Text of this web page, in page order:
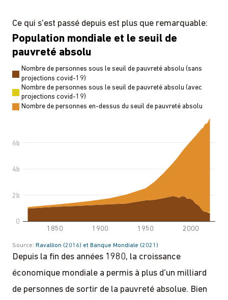
Ce qui s'est passé depuis est plus que remarquable:
Depuis la fin des années 1980, la croissance
économique mondiale a permis à plus d'un milliard
de personnes de sortir de la pauvreté absolue. Bien